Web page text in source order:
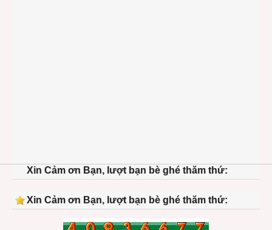
Xin Cảm ơn Bạn, lượt bạn bè ghé thăm thứ:
Xin Cảm ơn Bạn, lượt bạn bè ghé thăm thứ: